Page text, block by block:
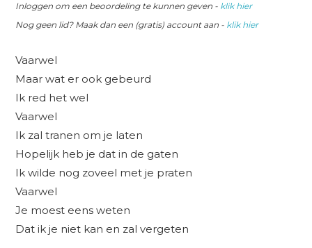
Inloggen om een beoordeling te kunnen geven - klik hier
Nog geen lid? Maak dan een (gratis) account aan - klik hier
Vaarwel
Maar wat er ook gebeurd
Ik red het wel
Vaarwel
Ik zal tranen om je laten
Hopelijk heb je dat in de gaten
Ik wilde nog zoveel met je praten
Vaarwel
Je moest eens weten
Dat ik je niet kan en zal vergeten